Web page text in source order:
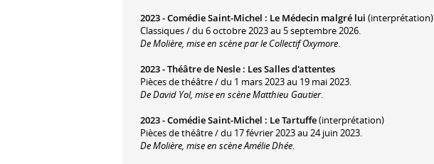
2023 -Comédie Saint-Michel : Le Médecin malgré lui (interprétation)
Classiques / du 6 octobre 2023 au 5 septembre 2026.
De Molière, mise en scène par le Collectif Oxymore.
2023 -Théâtre de Nesle : Les Salles d'attentes
Pièces de théâtre / du 1 mars 2023 au 19 mai 2023.
De David Yol, mise en scène Matthieu Gautier.
2023 -Comédie Saint-Michel : Le Tartuffe(interprétation)
Pièces de théâtre / du 17 février 2023 au 24 juin 2023.
De Molière, mise en scène Amélie Dhée.